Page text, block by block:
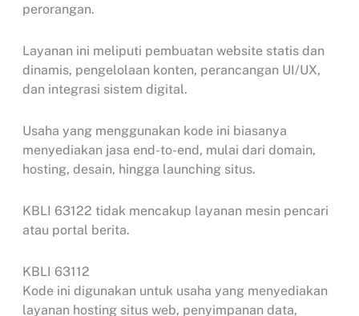
perorangan.
Layanan ini meliputi pembuatan website statis dan
dinamis, pengelolaan konten, perancangan UI/UX,
dan integrasi sistem digital.
Usaha yang menggunakan kode ini biasanya
menyediakan jasa end-to-end, mulai dari domain,
hosting, desain, hingga launching situs.
KBLI 63122 tidak mencakup layanan mesin pencari
atau portal berita.
KBLI 63112
Kode ini digunakan untuk usaha yang menyediakan
layanan hosting situs web, penyimpanan data,